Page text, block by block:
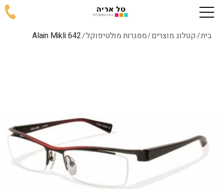
בית/קטלוג מוצרים/מסגרות מולטיפוקל/
642 Alain Mikli